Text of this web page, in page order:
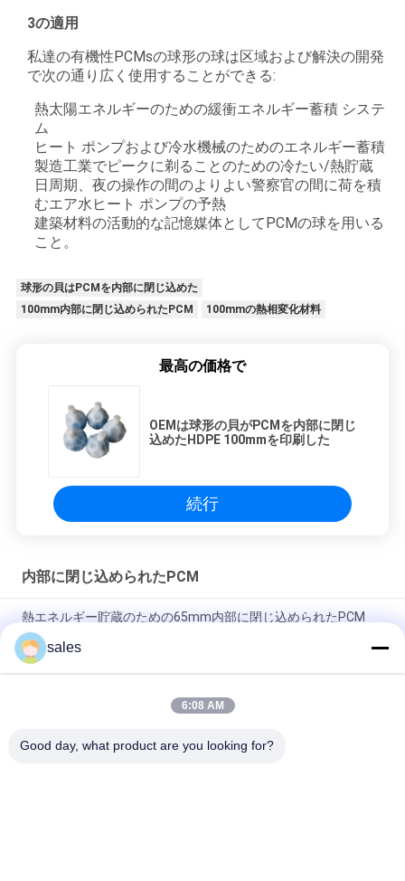
3の適用
私達の有機性PCMsの球形の球は区域および解決の開発
で次の通り広く使用することができる:
熱太陽エネルギーのための緩衝エネルギー蓄積 システ
ム
ヒート ポンプおよび冷水機械のためのエネルギー蓄積
製造工業でピークに剃ることのための冷たい/熱貯蔵
日周期、夜の操作の間のよりよい警察官の間に荷を積
むエア水ヒート ポンプの予熱
建築材料の活動的な記憶媒体としてPCMの球を用いる
こと。
球形の貝はPCMを内部に閉じ込めた
100mm内部に閉じ込められたPCM
100mmの熱相変化材料
最高の価格で
OEMは球形の貝がPCMを内部に閉じ
込めたHDPE 100mmを印刷した
続行
内部に閉じ込められたPCM
熱エネルギー貯蔵のための65mm内部に閉じ込められたPCM
5℃のHdpeの球形の冷却の球
55mmのエネルギー蓄積PCMの球の無機相変化材料
50mm内部に閉じ込められたPCM 5.5℃のHdpeの球形の冷却の
sales
6:08 AM
Good day, what product are you looking for?